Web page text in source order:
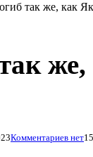
так же, как
Комментариев нет